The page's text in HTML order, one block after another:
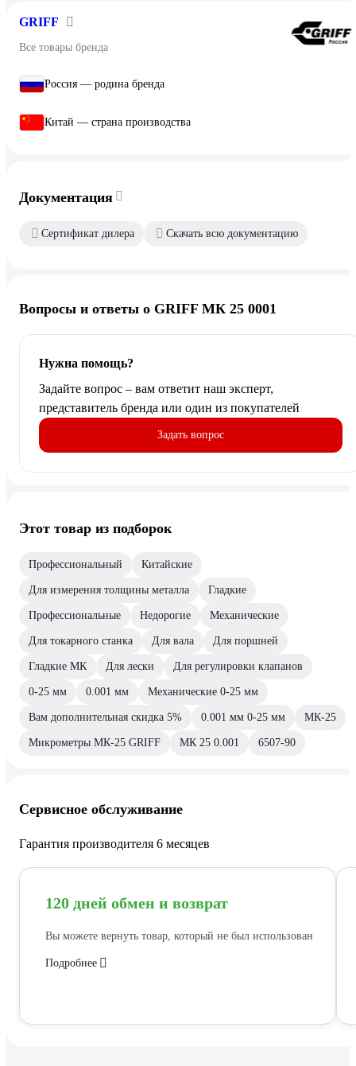
GRIFF
Все товары бренда
Россия — родина бренда
Китай — страна производства
Документация
Сертификат дилера Скачать всю документацию
Вопросы и ответы о GRIFF МК 25 0001
Нужна помощь?
Задайте вопрос – вам ответит наш эксперт,
представитель бренда или один из покупателей
Задать вопрос
Этот товар из подборок
Профессиональный Китайские
Для измерения толщины металла Гладкие
Профессиональные Недорогие Механические
Для токарного станка Для вала Для поршней
Гладкие МК Для лески Для регулировки клапанов
0-25 мм 0.001 мм Механические 0-25 мм
Вам дополнительная скидка 5% 0.001 мм 0-25 мм МК-25
Микрометры МК-25 GRIFF МК 25 0.001 6507-90
Сервисное обслуживание
Гарантия производителя 6 месяцев
120 дней обмен и возврат
Вы можете вернуть товар, который не был использован
Подробнее